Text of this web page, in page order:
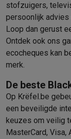
stofzuigers,
persoonlijk advies
Loop dan gerust
Ontdek ook ons
ecocheques kan
merk.
De beste
Op Krëfel.be
een beveiligde
keuzes om veilig
MasterCard, Visa,